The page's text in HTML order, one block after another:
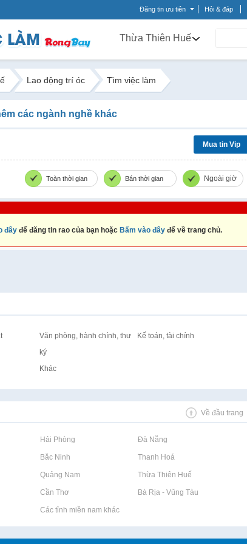
Đăng tin ưu tiên Hỏi & đáp
Thừa Thiên Huế
Lao động trí óc Tìm việc làm
các ngành nghề khác
Mua tin Vip
Toàn thời gian Bán thời gian Ngoài giờ
đây để đăng tin rao của bạn hoặc Bấm vào đây để về trang chủ.
Văn phòng, hành chính, thư
ký
Kế toán, tài chính
Khác
Về đầu trang
Rao vặt tại Hải Phòng Rao vặt tại Đà Nẵng
Rao vặt tại Bắc Ninh Rao vặt tại Thanh Hoá
Rao vặt tại Quảng Nam Rao vặt tại Thừa Thiên Huế
Rao vặt tại Cần Thơ Rao vặt tại Bà Rịa - Vũng Tàu
Rao vặt tại Các tỉnh miền nam khác